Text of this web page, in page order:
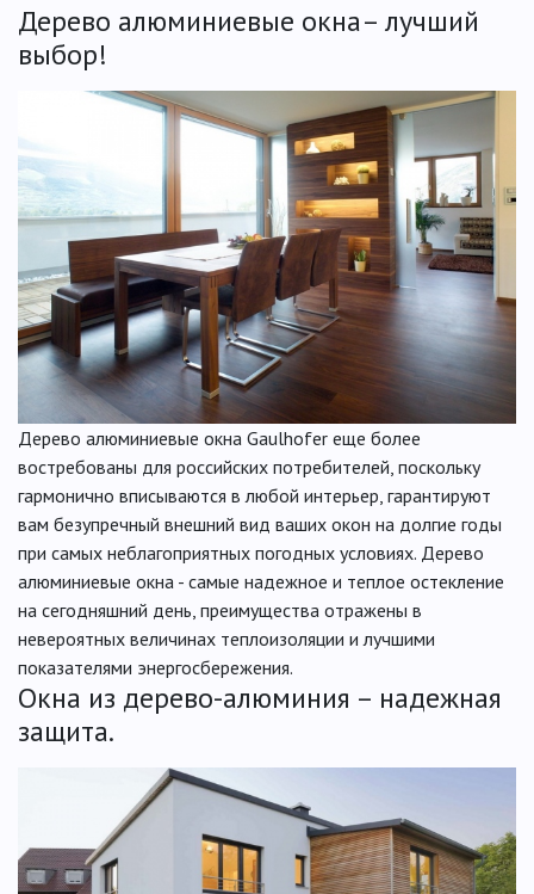
Дерево алюминиевые окна– лучший
выбор!
Дерево алюминиевые окна Gaulhofer еще более
востребованы для российских потребителей, поскольку
гармонично вписываются в любой интерьер, гарантируют
вам безупречный внешний вид ваших окон на долгие годы
при самых неблагоприятных погодных условиях. Дерево
алюминиевые окна - самые надежное и теплое остекление
на сегодняшний день, преимущества отражены в
невероятных величинах теплоизоляции и лучшими
показателями энергосбережения.
Окна из дерево-алюминия – надежная
защита.